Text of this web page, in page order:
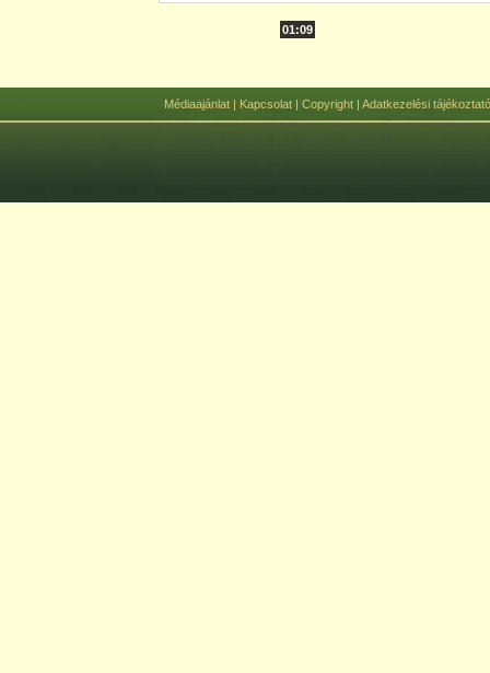
01:09
Médiaajánlat| Kapcsolat| Copyright| Adatkezelési tájékoztató